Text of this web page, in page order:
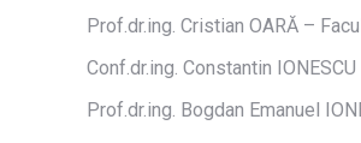
Prof.dr.ing. Cristian OARĂ –
Conf.dr.ing. Constantin
Prof.dr.ing. Bogdan Emanuel